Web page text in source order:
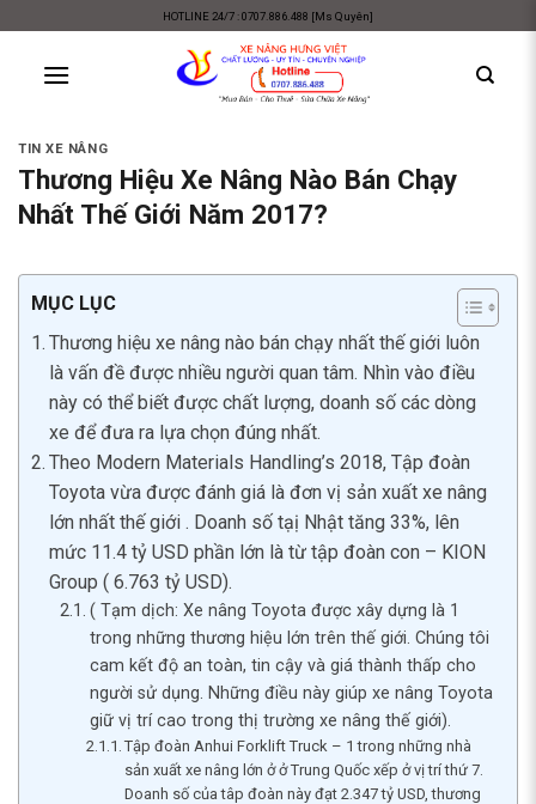
content
HOTLINE 24/7 : 0707.886.488 [Ms Quyên]
TIN XE NÂNG
Thương Hiệu Xe Nâng Nào Bán Chạy
Nhất Thế Giới Năm 2017?
MỤC LỤC
Thương hiệu xe nâng nào bán chạy nhất thế giới luôn
là vấn đề được nhiều người quan tâm. Nhìn vào điều
này có thể biết được chất lượng, doanh số các dòng
xe để đưa ra lựa chọn đúng nhất.
Theo Modern Materials Handling’s 2018, Tập đoàn
Toyota vừa được đánh giá là đơn vị sản xuất xe nâng
lớn nhất thế giới . Doanh số tạị Nhật tăng 33%, lên
mức 11.4 tỷ USD phần lớn là từ tập đoàn con – KION
Group ( 6.763 tỷ USD).
( Tạm dịch: Xe nâng Toyota được xây dựng là 1
trong những thương hiệu lớn trên thế giới. Chúng tôi
cam kết độ an toàn, tin cậy và giá thành thấp cho
người sử dụng. Những điều này giúp xe nâng Toyota
giữ vị trí cao trong thị trường xe nâng thế giới).
Tập đoàn Anhui Forklift Truck – 1 trong những nhà
sản xuất xe nâng lớn ở ở Trung Quốc xếp ở vị trí thứ 7.
Doanh số của tâp đoàn này đạt 2.347 tỷ USD, thương